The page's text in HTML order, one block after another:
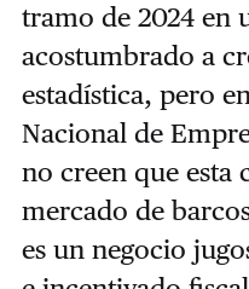
tramo de 2024 en
acostumbrado a
estadística, pero
Nacional de
no creen que esta
mercado de
es un negocio